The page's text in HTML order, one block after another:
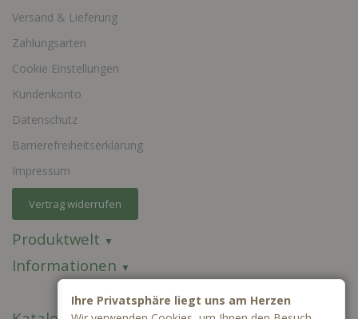
Versand & Lieferung
Zahlungsarten
Cookie Einstellungen
Kundenkonto
Datenschutz
Barrierefreiheitserklärung
Impressum
Vertrag widerrufen
Produktwelt
Informationen
Ihre Privatsphäre liegt uns am Herzen